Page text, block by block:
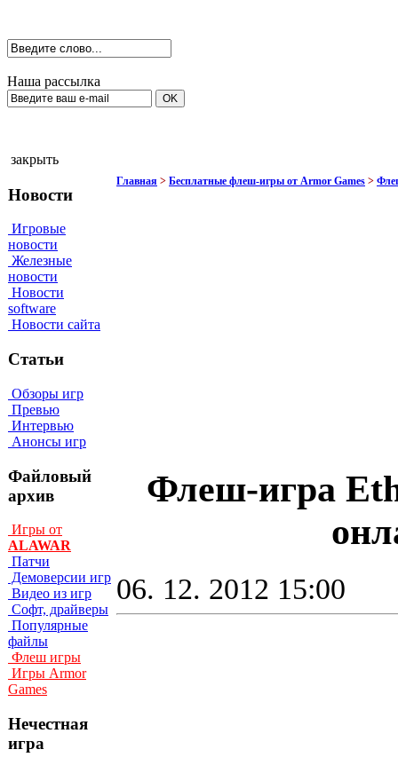
Наша рассылка
закрыть
Новости
Игровые
новости
Железные
новости
Новости
software
Новости сайта
Статьи
Обзоры игр
Превью
Интервью
Анонсы игр
Файловый
архив
Игры от
ALAWAR
Патчи
Демоверсии игр
Видео из игр
Софт, драйверы
Популярные
файлы
Флеш игры
Игры Armor
Games
Нечестная
игра
Главная > Бесплатные флеш-игры от Armor Games >
Флеш-игра
06. 12. 2012 15:00